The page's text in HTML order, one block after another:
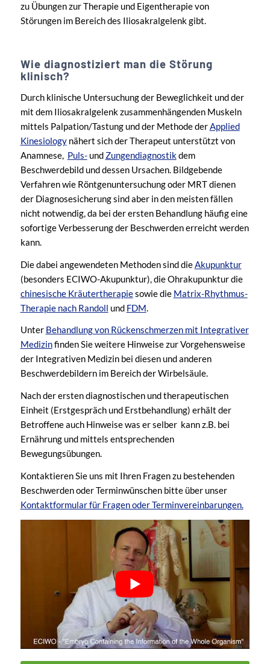
zu Übungen zur Therapie und Eigentherapie von
Störungen im Bereich des Iliosakralgelenk gibt.
Wie diagnostiziert man die Störung
klinisch?
Durch klinische Untersuchung der Beweglichkeit und der
mit dem Iliosakralgelenk zusammenhängenden Muskeln
mittels Palpation/Tastung und der Methode derApplied
Kinesiologynähert sich der Therapeut unterstützt von
Anamnese, Puls-und Zungendiagnostikdem
Beschwerdebild und dessen Ursachen. Bildgebende
Verfahren wie Röntgenuntersuchung oder MRT dienen
der Diagnosesicherung sind aber in den meisten fällen
nicht notwendig, da bei der ersten Behandlung häufig eine
sofortige Verbesserung der Beschwerden erreicht werden
kann.
Die dabei angewendeten Methoden sind die Akupunktur
(besonders ECIWO-Akupunktur), die Ohrakupunktur die
chinesische Kräutertherapiesowie die Matrix-Rhythmus-
Therapie nach Randoll und FDM
Unter Behandlung von Rückenschmerzen mit Integrativer
Medizinfinden Sie weitere Hinweise zur Vorgehensweise
der Integrativen Medizin bei diesen und anderen
Beschwerdebildern im Bereich der Wirbelsäule.
Nach der ersten diagnostischen und therapeutischen
Einheit (Erstgespräch und Erstbehandlung) erhält der
Betroffene auch Hinweise was er selber kann z.B. bei
Ernährung und mittels entsprechenden
Bewegungsübungen.
Kontaktieren Sie uns mit Ihren Fragen zu bestehenden
Beschwerden oder Terminwünschen bitte über unser
Kontaktformular für Fragen oder Terminvereinbarungen.